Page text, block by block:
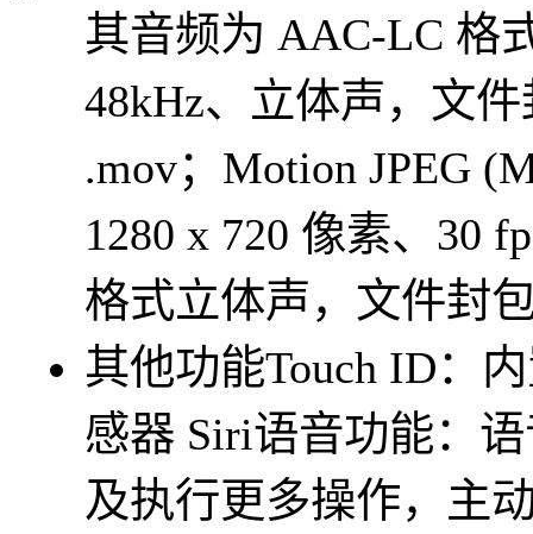
其音频为 AAC-LC 格
48kHz、立体声，文
.mov；Motion JPEG
1280 x 720 像素、30
格式立体声，文件封
其他功能Touch ID：
感器 Siri语音功能：
及执行更多操作，主